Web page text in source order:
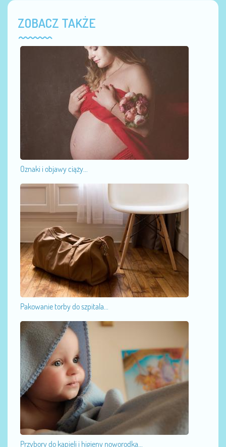
ZOBACZ TAKŻE
Oznaki i objawy ciąży...
Pakowanie torby do szpitala...
Przybory do kąpieli i higieny noworodka...